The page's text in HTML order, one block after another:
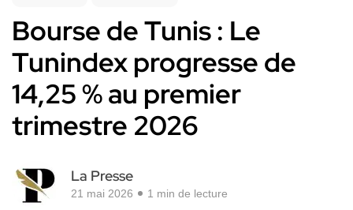
Bourse de Tunis : Le
Tunindex progresse de
14,25 % au premier
trimestre 2026
La Presse
21 mai 2026 1 min de lecture